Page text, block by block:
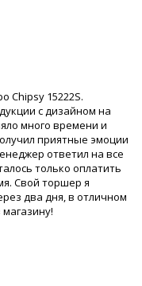
Chipsy 15222S.
с дизайном на
много времени и
приятные эмоции
ответил на все
только оплатить
Свой торшер я
два дня, в отличном